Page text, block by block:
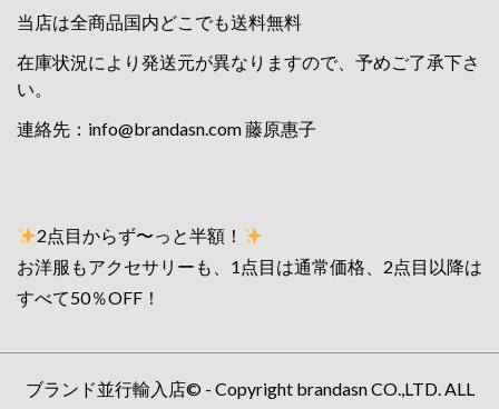
当店は全商品国内どこでも送料無料
在庫状況により発送元が異なりますので、予めご了承下さ
い。
連絡先： info@brandasn.com藤原惠子
2点目からず〜っと半額！
お洋服もアクセサリーも、1点目は通常価格、2点目以降は
すべて50％OFF！
ブランド並行輸入店© - Copyright brandasn CO.,LTD. ALL